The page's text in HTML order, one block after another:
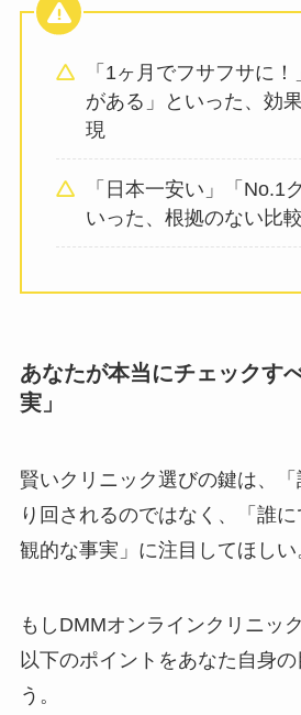
「1ヶ月でフサフサに
がある」といった、効
現
「日本一安い」「No.1
いった、根拠のない比
あなたが本当にチェックす
実」
賢いクリニック選びの鍵は、
り回されるのではなく、「誰
観的な事実」に注目してほしい
もしDMMオンラインクリニッ
以下のポイントをあなた自身
う。